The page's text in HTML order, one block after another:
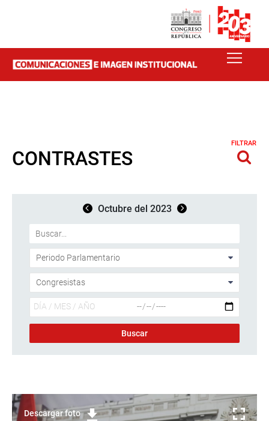
CONTRASTES
FILTRAR
Octubre del 2023
Descargar foto